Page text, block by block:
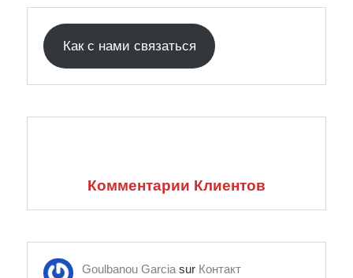
Как с нами связаться
Комментарии Клиентов
Goulbanou Garcia sur Контакт